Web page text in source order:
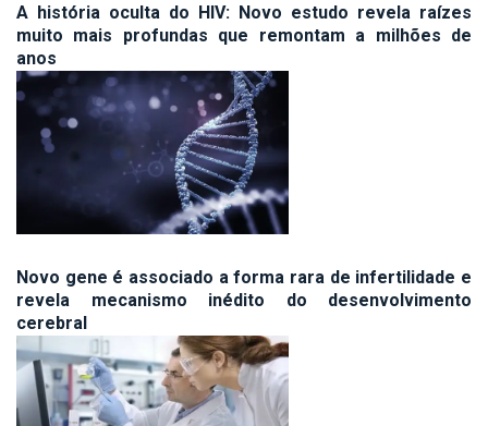
A história oculta do HIV: Novo estudo revela raízes
muito mais profundas que remontam a milhões de
anos
Novo gene é associado a forma rara de infertilidade e
revela mecanismo inédito do desenvolvimento
cerebral